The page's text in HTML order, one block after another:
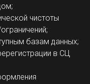
чистоты
базам данных;
в СЦ